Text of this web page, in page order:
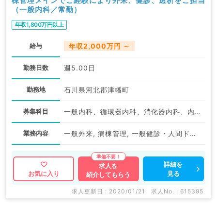
（一般内科／常勤）
年収1,800万円以上
給与 年収2,000万円 ～
勤務日数 週5.00日
勤務地 石川県河北郡津幡町
募集科目 一般内科、循環器内科、消化器内科、内分泌・代謝内科、腎臓内科、老年内科
業務内容 一般外来, 病棟管理, 一般健診・人間ドック
お気に入り
求人を
紹介してもらう
詳細を
見る
求人更新日 : 2020/01/21 求人No. : 615395